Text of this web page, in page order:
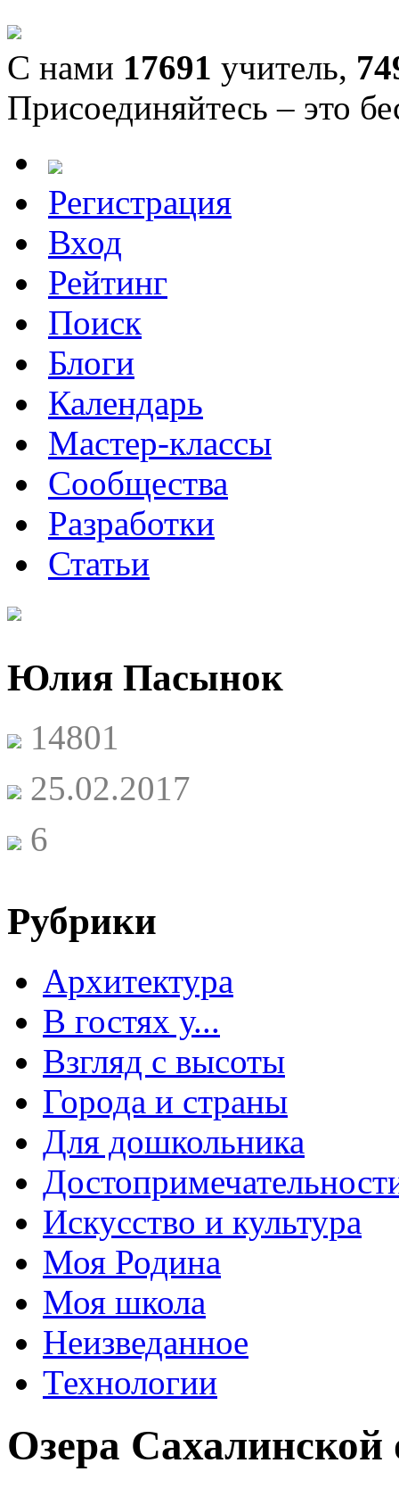
С нами 17691 учитель,
Присоединяйтесь – это
Регистрация
Вход
Рейтинг
Поиск
Блоги
Календарь
Мастер-классы
Сообщества
Разработки
Статьи
Юлия Пасынок
14801
25.02.2017
6
Рубрики
Архитектура
В гостях у...
Взгляд с высоты
Города и страны
Для дошкольника
Искусство и культура
Моя Родина
Моя школа
Неизведанное
Технологии
Озера Сахалинской